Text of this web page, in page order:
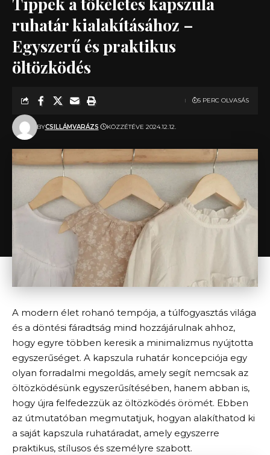
ruhatár kialakításához –
Egyszerű és praktikus
öltözködés
BYCSILLÁMVARÁZS KÖZZÉTÉVE 2024.12.12.
5 PERC OLVASÁS
A modern élet rohanó tempója, a túlfogyasztás világa
és a döntési fáradtság mind hozzájárulnak ahhoz,
hogy egyre többen keresik a minimalizmus nyújtotta
egyszerűséget. A kapszula ruhatár koncepciója egy
olyan forradalmi megoldás, amely segít nemcsak az
öltözködésünk egyszerűsítésében, hanem abban is,
hogy újra felfedezzük az öltözködés örömét. Ebben
az útmutatóban megmutatjuk, hogyan alakíthatod ki
a saját kapszula ruhatáradat, amely egyszerre
praktikus, stílusos és személyre szabott.